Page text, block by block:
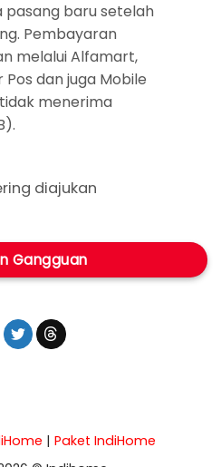
pasang baru setelah
Pembayaran
melalui Alfamart,
dan juga Mobile
menerima
diajukan
Gangguan
| Paket IndiHome